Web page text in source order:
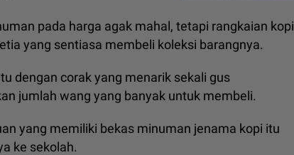
pada harga agak mahal, tetapi rangkaian kopi
yang sentiasa membeli koleksi barangnya.
dengan corak yang menarik sekali gus
jumlah wang yang banyak untuk membeli.
yang memiliki bekas minuman jenama kopi itu
ke sekolah.